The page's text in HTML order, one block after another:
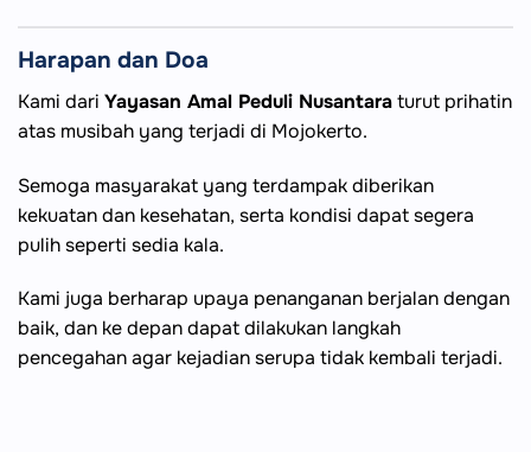
Harapan dan Doa
Kami dari Yayasan Amal Peduli Nusantaraturut prihatin
atas musibah yang terjadi di Mojokerto.
Semoga masyarakat yang terdampak diberikan
kekuatan dan kesehatan, serta kondisi dapat segera
pulih seperti sedia kala.
Kami juga berharap upaya penanganan berjalan dengan
baik, dan ke depan dapat dilakukan langkah
pencegahan agar kejadian serupa tidak kembali terjadi.